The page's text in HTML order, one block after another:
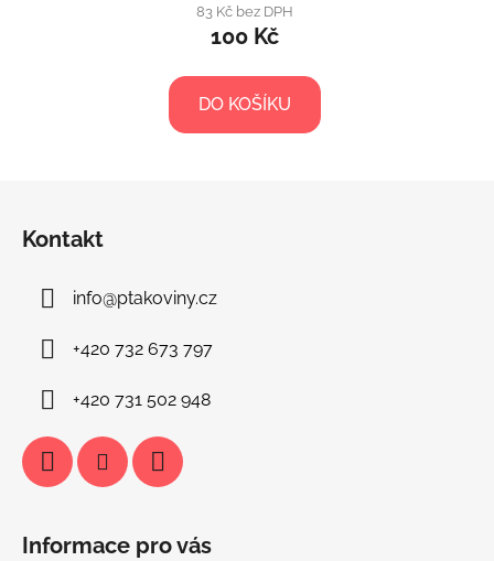
83 Kč bez DPH
100 Kč
DO KOŠÍKU
Kontakt
info@ptakoviny.cz
+420 732 673 797
+420 731 502 948
Informace pro vás